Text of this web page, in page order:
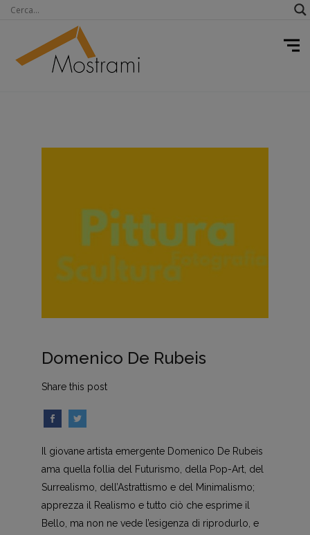
Domenico De Rubeis
Share this post
Il giovane artista emergente Domenico De Rubeis
ama quella follia del Futurismo, della Pop-Art, del
Surrealismo, dell’Astrattismo e del Minimalismo;
apprezza il Realismo e tutto ciò che esprime il
Bello, ma non ne vede l’esigenza di riprodurlo, e